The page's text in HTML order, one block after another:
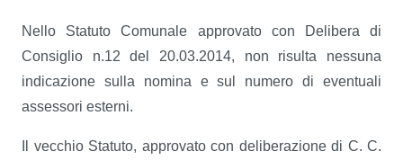
Nello Statuto Comunale approvato con Delibera di
Consiglio n.12 del 20.03.2014, non risulta nessuna
indicazione sulla nomina e sul numero di eventuali
assessori esterni.
Il vecchio Statuto, approvato con deliberazione di C. C.